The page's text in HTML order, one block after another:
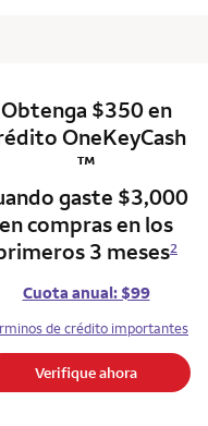
column 2
Obtenga $350 en
OneKeyCash
™
gaste $3,000
en compras en los
3 meses2
Cuota anual: $99
de crédito importantes
Verifique ahora